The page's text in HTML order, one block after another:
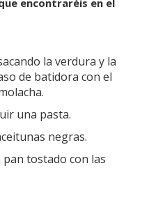
encontraréis en el
la verdura y la
de batidora con el
una pasta.
negras.
tostado con las